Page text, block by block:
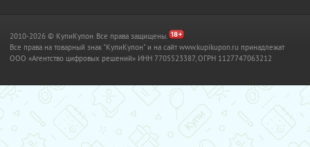
2010-2026 © КупиКупон. Все права защищены.
Все права на товарный знак "КупиКупон" и на сайт www.kupikupon.ru принадлежат
OOO «Агентство цифровых решений» ИНН 7705523387, ОГРН 1127747063212